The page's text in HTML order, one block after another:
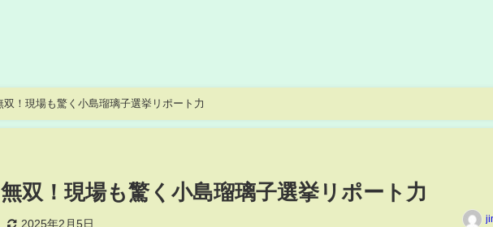
双！現場も驚く小島瑠璃子選挙リポート力
双！現場も驚く小島瑠璃子選挙リポート力
2025年2月5日